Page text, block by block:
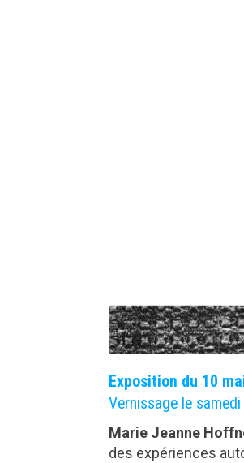
Exposition du 10
Vernissage le
Marie Jeanne
des expériences